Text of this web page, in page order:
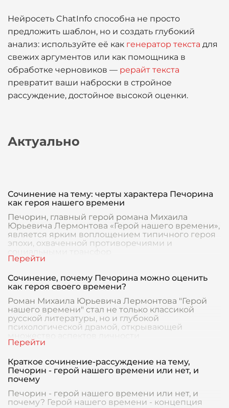
Нейросеть ChatInfo способна не просто
предложить шаблон, но и создать глубокий
анализ: используйте её как генератор текста для
свежих аргументов или как помощника в
обработке черновиков — рерайт текста
превратит ваши наброски в стройное
рассуждение, достойное высокой оценки.
Актуально
Сочинение на тему: черты характера Печорина
как героя нашего времени
Печорин, главный герой романа Михаила
Юрьевича Лермонтова «Герой нашего времени»,
является ярким воплощением типичного героя
эпохи, охваченной противоречиями и
Сочинение, почему Печорина можно оценить
как героя своего времени?
Роман Михаила Юрьевича Лермонтова "Герой
нашего времени" стал не только классикой
русской литературы, но и глубокой
психологической драмой, открывающей
Краткое сочинение-рассуждение на тему,
Печорин - герой нашего времени или нет, и
почему
Печорин - герой нашего времени или нет, и
почему? Герой нашего времени - концепция